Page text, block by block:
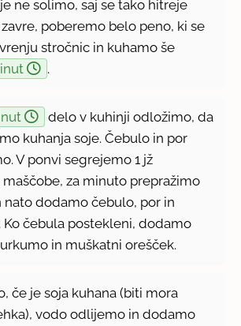
ne solimo, saj se tako hitreje
zavre, poberemo belo peno, ki se
stročnic in kuhamo še
.
delo v kuhinji odložimo, da
kuhanja soje. Čebulo in por
V ponvi segrejemo 1 jž
za minuto prepražimo
nato dodamo čebulo, por in
Ko čebula postekleni, dodamo
in muškatni orešček.
če je soja kuhana (biti mora
vodo odlijemo in dodamo